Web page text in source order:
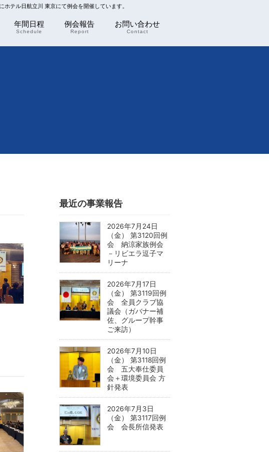
テル日航立川 東京にて例会を開催しています。
年間日程
Schedule
例会報告
Report
お問い合わせ
Contact
最近の事業報告
2026年7月24日
（金） 第3120回例
会 納涼家族例会
－リビエラ逗子マ
リーナ
2026年7月17日
（金） 第3119回例
会 全員クラブ協
議会（ガバナー補
佐、グループ幹事
ご来訪）
2026年7月10日
（金） 第3118回例
会 五大奉仕委員
会＋環境委員会 方
針発表
2026年7月3日
（金） 第3117回例
会 会長所信発表